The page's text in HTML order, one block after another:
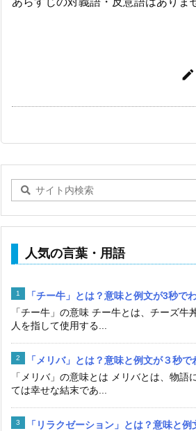

人気の言葉・用語
「チー牛」とは？意味と例文が3秒で
「チー牛」の意味 チー牛とは、チーズ牛
人を指して使用する...
「メリバ」とは？意味と例文が３秒で
「メリバ」の意味とは メリバとは、物語
ては幸せな結末であ...
「リラクゼーション」とは？意味と例